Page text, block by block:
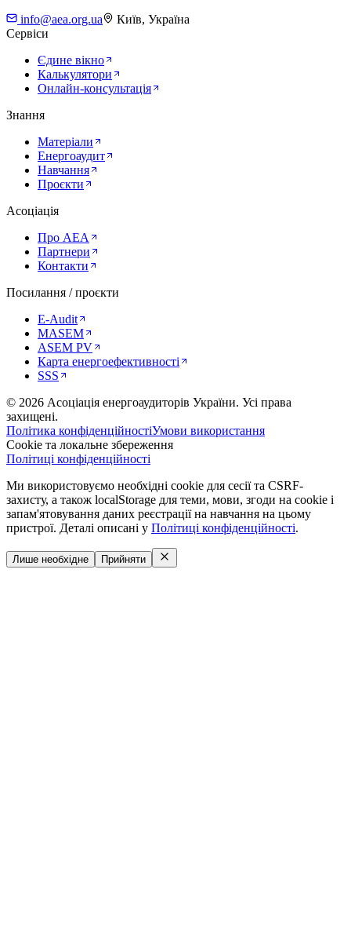
info@aea.org.ua
Київ, Україна
Сервіси
Єдине вікно
Калькулятори
Онлайн-консультація
Знання
Матеріали
Енергоаудит
Навчання
Проєкти
Асоціація
Про AEA
Партнери
Контакти
Посилання / проєкти
E-Audit
MASEM
ASEM PV
Карта енергоефективності
SSS
© 2026 Асоціація енергоаудиторів України. Усі права
захищені.
Політика конфіденційностіУмови використання
Cookie та локальне збереження
Політиці конфіденційності
Ми використовуємо необхідні cookie для сесії та CSRF-
захисту, а також localStorage для теми, мови, згоди на cookie і
запам'ятовування даних реєстрації на навчання на цьому
пристрої. Деталі описані у Політиці конфіденційності.
Лише необхідне Прийняти